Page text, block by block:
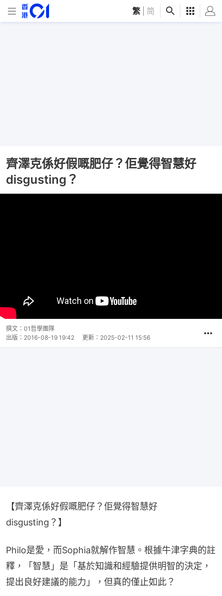
繁 简
齊澤克係好假嘅肥仔？佢覺得智慧好
disgusting？
撰文： 01哲學團隊
出版： 2016-08-19 19:42 更新： 2025-02-11 15:56
【齊澤克係好假嘅肥仔？佢覺得智慧好
disgusting？】
Philo是愛，而Sophia就解作智慧。根據牛津字典的註
釋，「智慧」是「基於知識和經驗提供明智的決定，
提出良好建議的能力」，但真的僅止如此？